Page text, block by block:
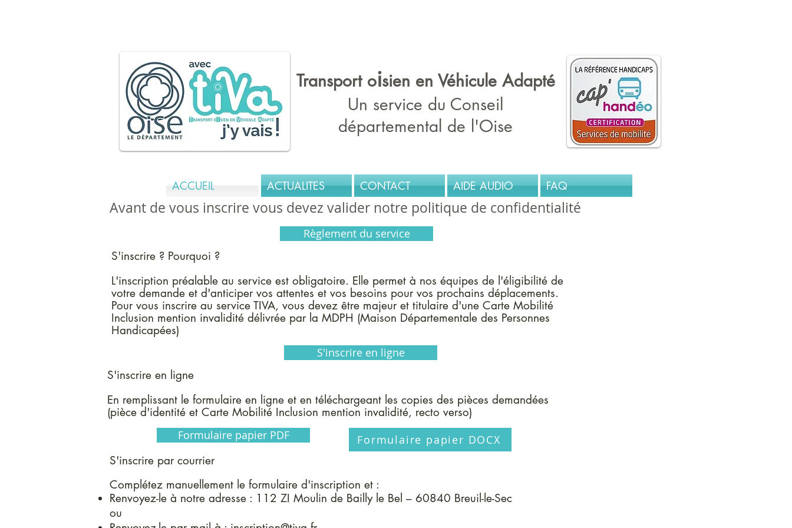
Transport oisien en Véhicule Adapté
Un service du Conseil
départemental de l'Oise
ACCUEIL ACTUALITES CONTACT AIDE AUDIO FAQ
Avant de vous inscrire vous devez valider notre politique de confidentialité
Règlement du service
S'inscrire ? Pourquoi ?
L'inscription préalable au service est obligatoire. Elle permet à nos équipes de l'éligibilité de
votre demande et d'anticiper vos attentes et vos besoins pour vos prochains déplacements.
Pour vous inscrire au service TIVA, vous devez être majeur et titulaire d'une Carte Mobilité
Inclusion mention invalidité délivrée par la MDPH (Maison Départementale des Personnes
Handicapées)
S'inscrire en ligne
S'inscrire en ligne
En remplissant le formulaire en ligne et en téléchargeant les copies des pièces demandées
(pièce d'identité et Carte Mobilité Inclusion mention invalidité, recto verso)
Formulaire papier PDF Formulaire papier DOCX
S'inscrire par courrier
Complétez manuellement le formulaire d'inscription et :
Renvoyez-le à notre adresse : 112 ZI Moulin de Bailly le Bel – 60840 Breuil-le-Sec
ou